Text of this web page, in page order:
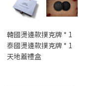
韓國燙邊款撲克牌 * 1
泰國燙邊款撲克牌 * 1
天地蓋禮盒